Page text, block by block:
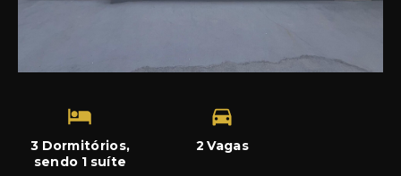
3 Dormitórios,
sendo 1 suíte
2 Vagas